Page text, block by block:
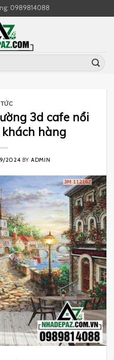
0989814088
3d cafe nổi
hàng
2024 BYADMIN